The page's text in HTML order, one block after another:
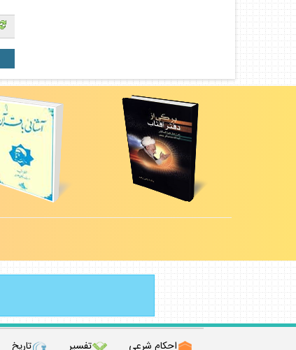
احكام شرعي تفسير تاريخ